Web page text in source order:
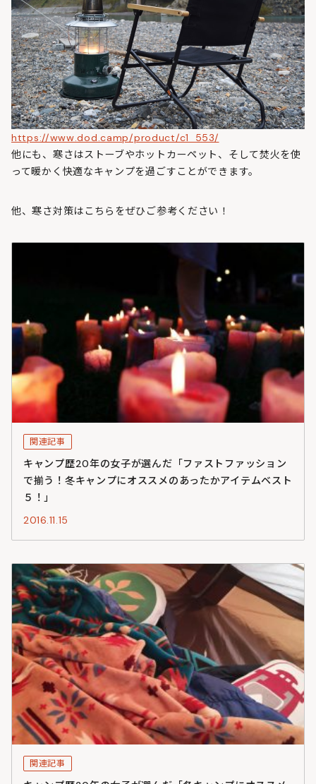
https://www.dod.camp/product/c1_553/
他にも、寒さはストーブやホットカーペット、そして焚火を使
って暖かく快適なキャンプを過ごすことができます。
他、寒さ対策はこちらをぜひご参考ください！
関連記事
キャンプ歴20年の女子が選んだ「ファストファッション
で揃う！冬キャンプにオススメのあったかアイテムベスト
５！」
2016.11.15
関連記事